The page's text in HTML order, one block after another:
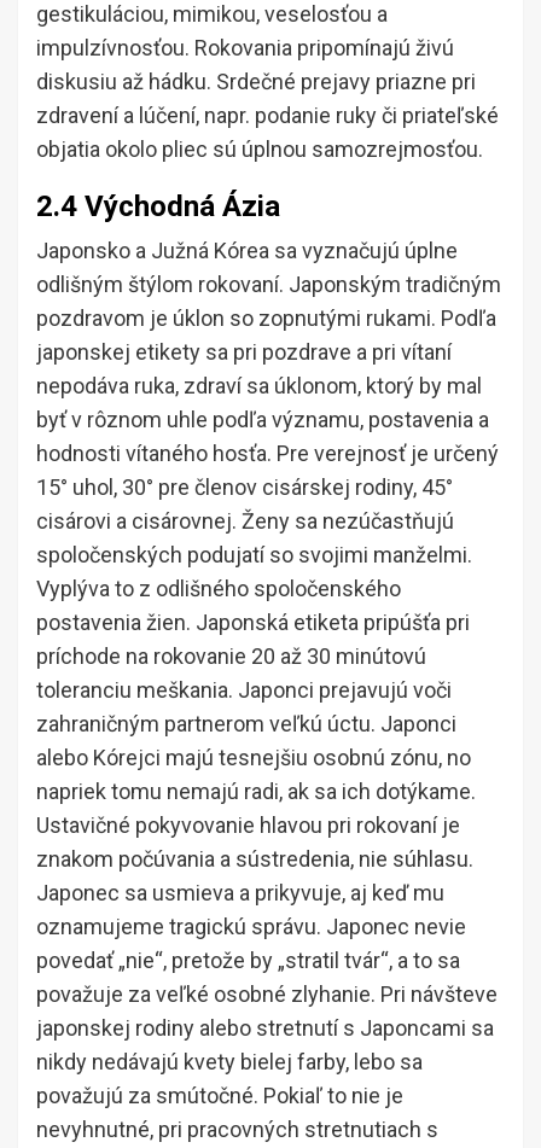
gestikuláciou, mimikou, veselosťou a
impulzívnosťou. Rokovania pripomínajú živú
diskusiu až hádku. Srdečné prejavy priazne pri
zdravení a lúčení, napr. podanie ruky či priateľské
objatia okolo pliec sú úplnou samozrejmosťou.
2.4 Východná Ázia
Japonsko a Južná Kórea sa vyznačujú úplne
odlišným štýlom rokovaní. Japonským tradičným
pozdravom je úklon so zopnutými rukami. Podľa
japonskej etikety sa pri pozdrave a pri vítaní
nepodáva ruka, zdraví sa úklonom, ktorý by mal
byť v rôznom uhle podľa významu, postavenia a
hodnosti vítaného hosťa. Pre verejnosť je určený
15° uhol, 30° pre členov cisárskej rodiny, 45°
cisárovi a cisárovnej. Ženy sa nezúčastňujú
spoločenských podujatí so svojimi manželmi.
Vyplýva to z odlišného spoločenského
postavenia žien. Japonská etiketa pripúšťa pri
príchode na rokovanie 20 až 30 minútovú
toleranciu meškania. Japonci prejavujú voči
zahraničným partnerom veľkú úctu. Japonci
alebo Kórejci majú tesnejšiu osobnú zónu, no
napriek tomu nemajú radi, ak sa ich dotýkame.
Ustavičné pokyvovanie hlavou pri rokovaní je
znakom počúvania a sústredenia, nie súhlasu.
Japonec sa usmieva a prikyvuje, aj keď mu
oznamujeme tragickú správu. Japonec nevie
povedať „nie“, pretože by „stratil tvár“, a to sa
považuje za veľké osobné zlyhanie. Pri návšteve
japonskej rodiny alebo stretnutí s Japoncami sa
nikdy nedávajú kvety bielej farby, lebo sa
považujú za smútočné. Pokiaľ to nie je
nevyhnutné, pri pracovných stretnutiach s